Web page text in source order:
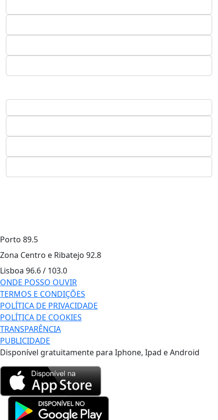
Porto 89.5
Zona Centro e Ribatejo 92.8
Lisboa 96.6 / 103.0
ONDE POSSO OUVIR
TERMOS E CONDIÇÕES
POLÍTICA DE PRIVACIDADE
POLÍTICA DE COOKIES
TRANSPARÊNCIA
PUBLICIDADE
Disponível gratuitamente para Iphone, Ipad e Android